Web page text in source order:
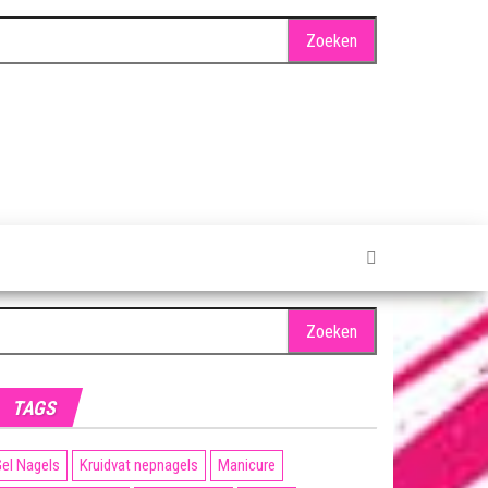
TAGS
Nagels Kruidvat nepnagels
Manicure